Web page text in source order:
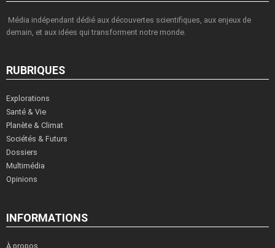
Média indépendant dédié aux découvertes scientifiques, aux enjeux de
demain, et aux idées qui transforment notre monde.
RUBRIQUES
Explorations
Santé & Vie
Planète & Climat
Sociétés & Futurs
Dossiers
Multimédia
Opinions
INFORMATIONS
À propos